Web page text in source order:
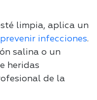
limpia, aplica un
prevenir infecciones.
salina o un
heridas
de la